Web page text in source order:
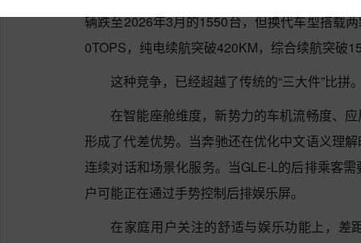
辆跌至2026年3月的1550台，但换代车型搭载
0TOPS，纯电续航突破420KM，综合续航突破
这种竞争，已经超越了传统的“三大件”比拼
在智能座舱维度，新势力的车机流畅度、
形成了代差优势。当奔驰还在优化中文语义理
连续对话和场景化服务。当GLE-L的后排乘客
户可能正在通过手势控制后排娱乐屏。
在家庭用户关注的舒适与娱乐功能上，差